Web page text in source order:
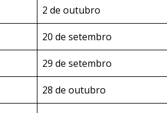
2 de outubro
20 de setembro
29 de setembro
28 de outubro